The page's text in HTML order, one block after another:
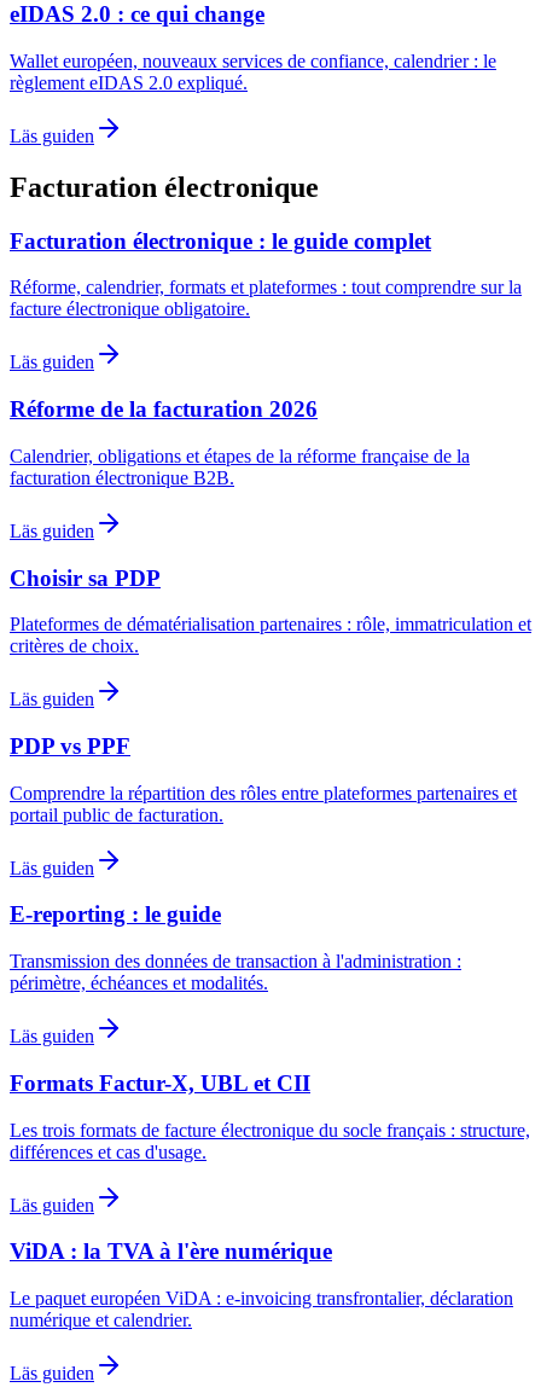
eIDAS 2.0 : ce qui change
Wallet européen, nouveaux services de confiance, calendrier : le
règlement eIDAS 2.0 expliqué.
Läs guiden
Facturation électronique
Facturation électronique : le guide complet
Réforme, calendrier, formats et plateformes : tout comprendre sur la
facture électronique obligatoire.
Läs guiden
Réforme de la facturation 2026
Calendrier, obligations et étapes de la réforme française de la
facturation électronique B2B.
Läs guiden
Choisir sa PDP
Plateformes de dématérialisation partenaires : rôle, immatriculation et
critères de choix.
Läs guiden
PDP vs PPF
Comprendre la répartition des rôles entre plateformes partenaires et
portail public de facturation.
Läs guiden
E-reporting : le guide
Transmission des données de transaction à l'administration :
périmètre, échéances et modalités.
Läs guiden
Formats Factur-X, UBL et CII
Les trois formats de facture électronique du socle français : structure,
différences et cas d'usage.
Läs guiden
ViDA : la TVA à l'ère numérique
Le paquet européen ViDA : e-invoicing transfrontalier, déclaration
numérique et calendrier.
Läs guiden